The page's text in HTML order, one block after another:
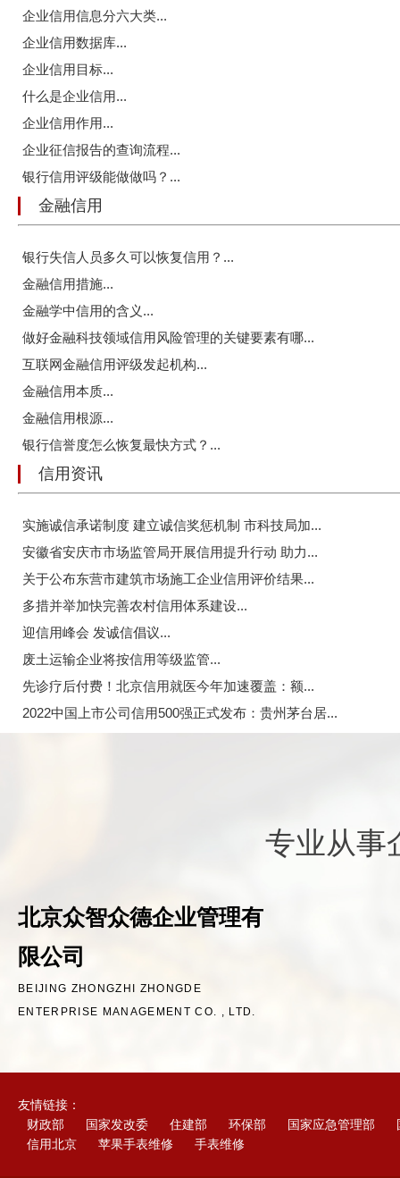
企业信用信息分六大类...
企业信用数据库...
企业信用目标...
什么是企业信用...
企业信用作用...
企业征信报告的查询流程...
银行信用评级能做做吗？...
金融信用
银行失信人员多久可以恢复信用？...
金融信用措施...
金融学中信用的含义...
做好金融科技领域信用风险管理的关键要素有哪...
互联网金融信用评级发起机构...
金融信用本质...
金融信用根源...
银行信誉度怎么恢复最快方式？...
信用资讯
实施诚信承诺制度 建立诚信奖惩机制 市科技局加...
安徽省安庆市市场监管局开展信用提升行动 助力...
关于公布东营市建筑市场施工企业信用评价结果...
多措并举加快完善农村信用体系建设...
迎信用峰会 发诚信倡议...
废土运输企业将按信用等级监管...
先诊疗后付费！北京信用就医今年加速覆盖：额...
2022中国上市公司信用500强正式发布：贵州茅台居...
专业从事
北京众智众德企业管理有
限公司
BEIJING ZHONGZHI ZHONGDE
ENTERPRISE MANAGEMENT CO. , LTD.
友情链接：
财政部
国家发改委 住建部 环保部 国家应急管理部
信用北京
苹果手表维修 手表维修